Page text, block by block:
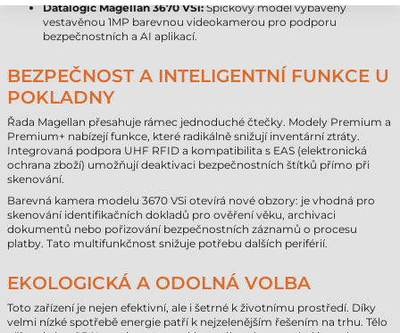
Datalogic Magellan 3670 VSi:Špičkový model vybavený
vestavěnou 1MP barevnou videokamerou pro podporu
bezpečnostních a AI aplikací.
BEZPEČNOST A INTELIGENTNÍ FUNKCE U
POKLADNY
Řada Magellan přesahuje rámec jednoduché čtečky. Modely Premium a
Premium+ nabízejí funkce, které radikálně snižují inventární ztráty.
Integrovaná podpora UHF RFID a kompatibilita s EAS (elektronická
ochrana zboží) umožňují deaktivaci bezpečnostních štítků přímo při
skenování.
Barevná kamera modelu 3670 VSi otevírá nové obzory: je vhodná pro
skenování identifikačních dokladů pro ověření věku, archivaci
dokumentů nebo pořizování bezpečnostních záznamů o procesu
platby. Tato multifunkčnost snižuje potřebu dalších periférií.
EKOLOGICKÁ A ODOLNÁ VOLBA
Toto zařízení je nejen efektivní, ale i šetrné k životnímu prostředí. Díky
velmi nízké spotřebě energie patří k nejzelenějším řešením na trhu. Tělo